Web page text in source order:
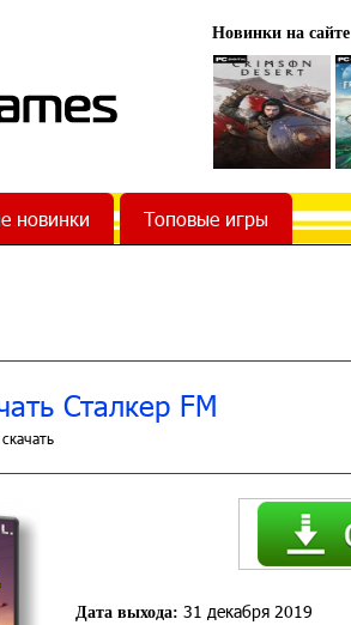
Новинки на сайте
новинки Топовые игры
Сталкер FM
Дата выхода: 31 декабря 2019